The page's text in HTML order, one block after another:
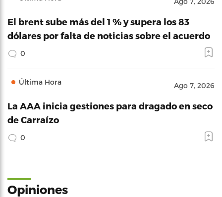
El brent sube más del 1 % y supera los 83
dólares por falta de noticias sobre el acuerdo
0
Última Hora Ago 7, 2026
La AAA inicia gestiones para dragado en seco
de Carraízo
0
Opiniones